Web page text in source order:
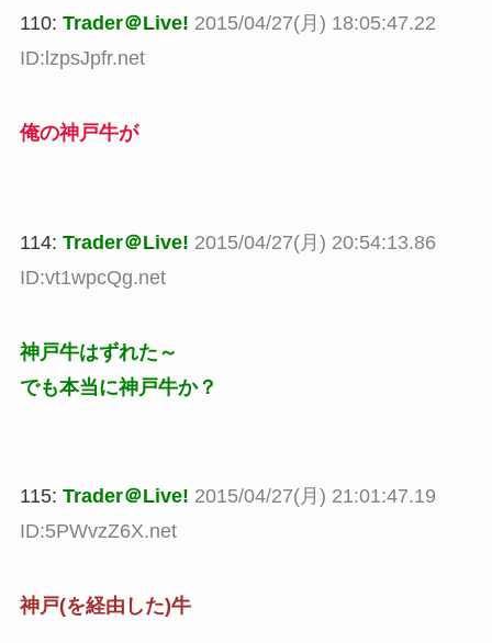
110: Trader＠Live! 2015/04/27(月) 18:05:47.22
ID:lzpsJpfr.net
俺の神戸牛が
114: Trader＠Live! 2015/04/27(月) 20:54:13.86
ID:vt1wpcQg.net
神戸牛はずれた～
でも本当に神戸牛か？
115: Trader＠Live! 2015/04/27(月) 21:01:47.19
ID:5PWvzZ6X.net
神戸(を経由した)牛